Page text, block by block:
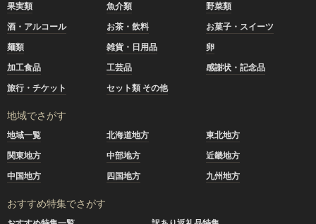
果実類
魚介類
野菜類
酒・アルコール
お茶・飲料
お菓子・スイーツ
麺類
雑貨・日用品
卵
加工食品
工芸品
感謝状・記念品
旅行・チケット
セット類 その他
地域でさがす
地域一覧 北海道地方
東北地方
関東地方
中部地方
近畿地方
中国地方
四国地方 九州地方
おすすめ特集でさがす